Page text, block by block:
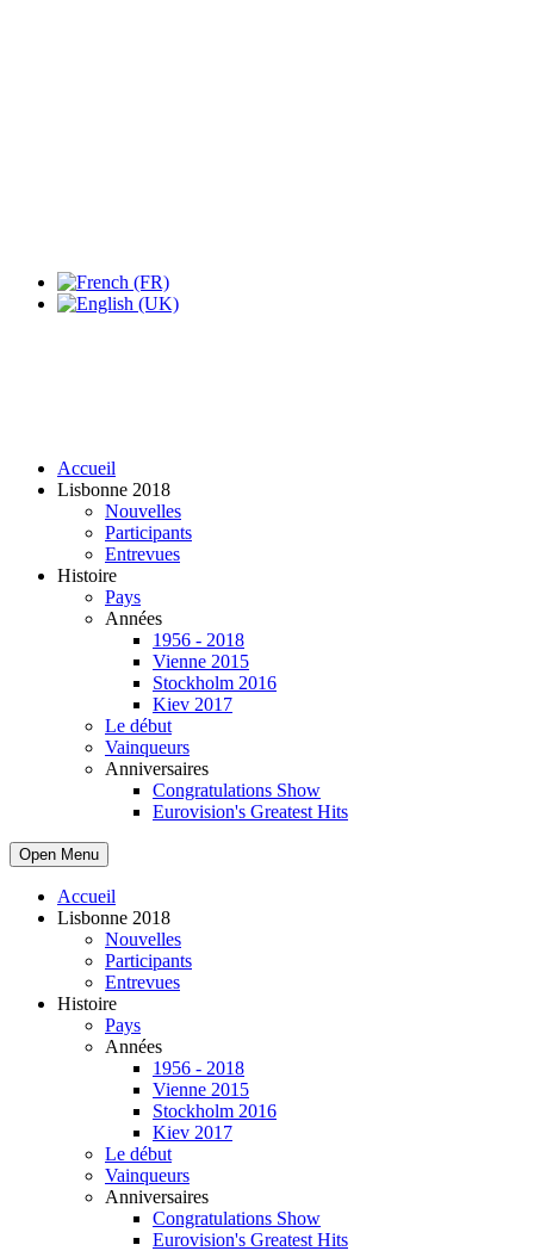
Accueil
Lisbonne 2018
Nouvelles
Participants
Entrevues
Histoire
Pays
Années
1956 - 2018
Vienne 2015
Stockholm 2016
Kiev 2017
Le début
Vainqueurs
Anniversaires
Congratulations Show
Eurovision's Greatest Hits
Open Menu
Accueil
Lisbonne 2018
Nouvelles
Participants
Entrevues
Histoire
Pays
Années
1956 - 2018
Vienne 2015
Stockholm 2016
Kiev 2017
Le début
Vainqueurs
Anniversaires
Congratulations Show
Eurovision's Greatest Hits